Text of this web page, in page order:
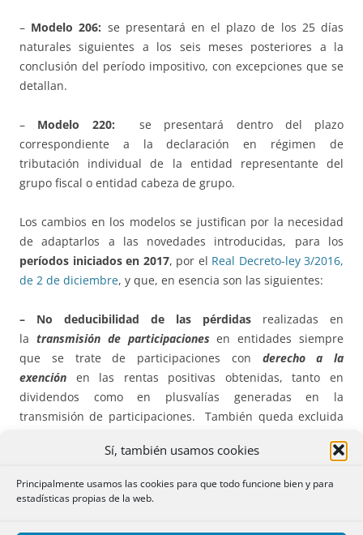
Sí, también usamos cookies
Principalmente usamos las cookies para que todo funcione bien y para
estadísticas propias de la web.
– Modelo 206: se presentará en el plazo de los 25 días
naturales siguientes a los seis meses posteriores a la
conclusión del período impositivo, con excepciones que se
detallan.
– Modelo 220: se presentará dentro del plazo
correspondiente a la declaración en régimen de
tributación individual de la entidad representante del
grupo fiscal o entidad cabeza de grupo.
Los cambios en los modelos se justifican por la necesidad
de adaptarlos a las novedades introducidas, para los
períodos iniciados en 2017, por el Real Decreto-ley 3/2016,
de 2 de diciembre, y que, en esencia son las siguientes:
– No deducibilidad de las pérdidas realizadas en
la transmisión de participaciones en entidades siempre
que se trate de participaciones con derecho a la
exención en las rentas positivas obtenidas, tanto en
dividendos como en plusvalías generadas en la
transmisión de participaciones. También queda excluida
pérdida que se genere por la participación en entidades
alcancen un nivel de tributación adecuado.